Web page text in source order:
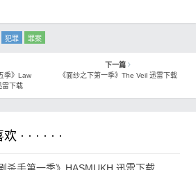
犯罪 罪案
季》Law
雷下载
下一篇
《面纱之下第一季》The Veil 迅雷下载
· · · · · ·